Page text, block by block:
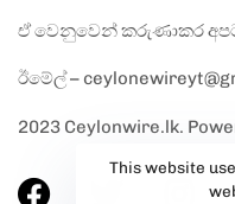
ඒ වෙනුවෙන් කරුණාකර
ඊමේල් –
2023 Ceylonwire.lk.
This website